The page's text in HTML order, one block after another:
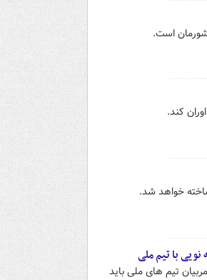
است.
کند.
خواهد شد.
با تیم ملی
تیم های ملی باید